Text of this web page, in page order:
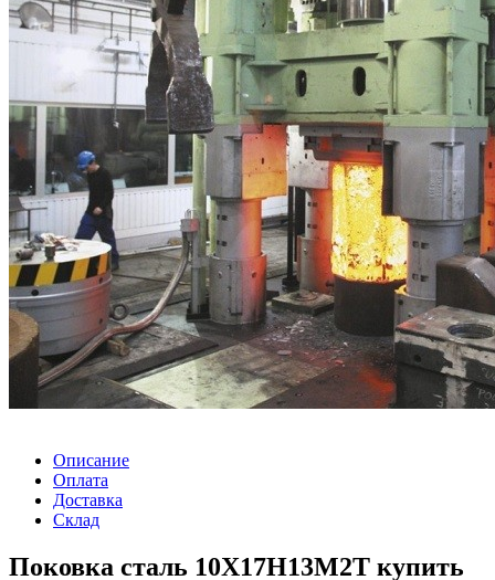
Описание
Оплата
Доставка
Склад
Поковка сталь 10Х17Н13М2Т купить